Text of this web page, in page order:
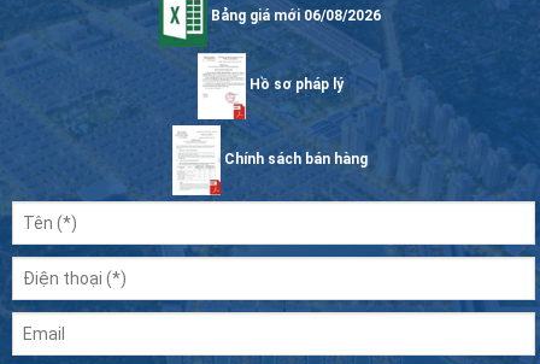
Bảng giá mới 06/08/2026
Hồ sơ pháp lý
Chính sách bán hàng